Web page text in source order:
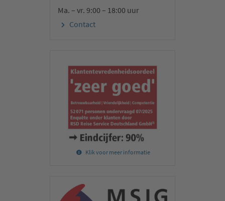
Ma. – vr. 9:00 – 18:00 uur
Contact
Klik voor meer informatie